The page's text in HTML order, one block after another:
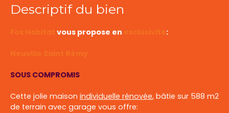
Descriptif du bien
vous propose en exclusivité :
Neuville Saint Rémy
SOUS COMPROMIS
Cette jolie maison individuelle rénovée, bâtie sur 588 m2
de terrain avec garage vous offre: